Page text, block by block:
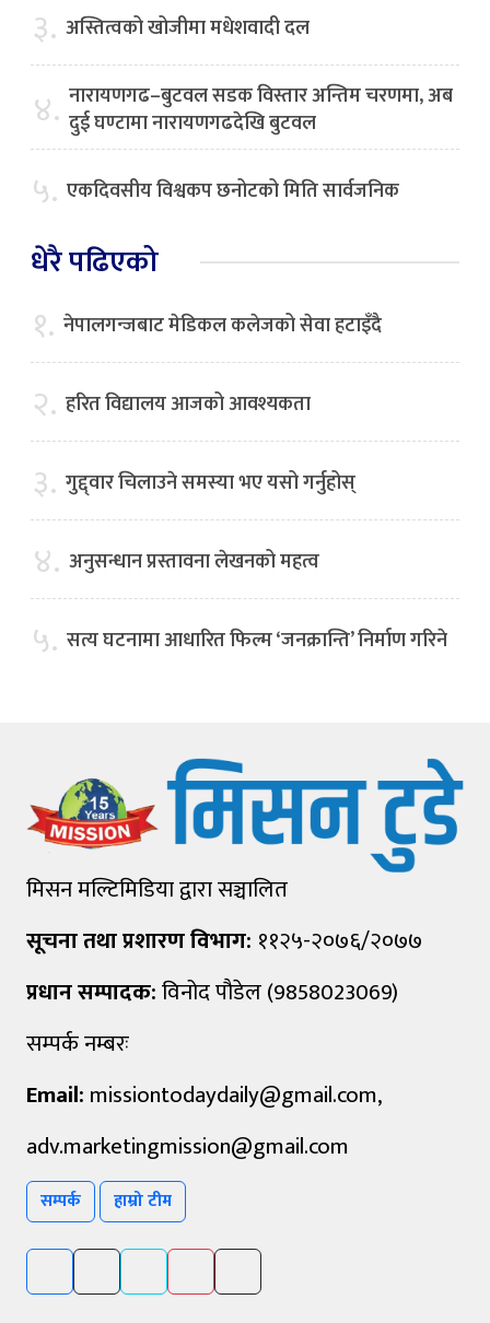
३. अस्तित्वको खोजीमा मधेशवादी दल
४. नारायणगढ–बुटवल सडक विस्तार अन्तिम चरणमा, अब
दुई घण्टामा नारायणगढदेखि बुटवल
५. एकदिवसीय विश्वकप छनोटको मिति सार्वजनिक
धेरै पढिएको
१. नेपालगन्जबाट मेडिकल कलेजको सेवा हटाइँदै
२. हरित विद्यालय आजको आवश्यकता
३. गुद्द्वार चिलाउने समस्या भए यसो गर्नुहोस्
४. अनुसन्धान प्रस्तावना लेखनको महत्व
५. सत्य घटनामा आधारित फिल्म ‘जनक्रान्ति’ निर्माण गरिने
मिसन मल्टिमिडिया द्वारा सञ्चालित
सूचना तथा प्रशारण विभाग: ११२५-२०७६/२०७७
प्रधान सम्पादक:विनोद पौडेल (9858023069)
सम्पर्क नम्बरः
Email: missiontodaydaily@gmail.com,
adv.marketingmission@gmail.com
सम्पर्क हाम्रो टीम